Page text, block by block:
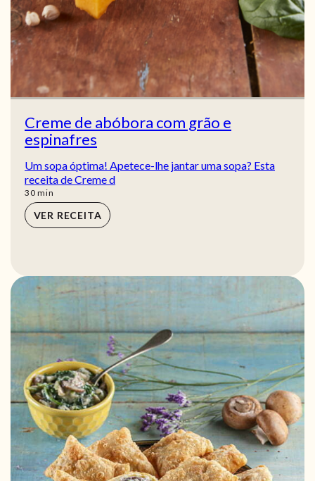
Creme de abóbora com grão e
espinafres
Um sopa óptima! Apetece-lhe jantar uma sopa? Esta
receita de Creme d
30min
min
VER RECEITA